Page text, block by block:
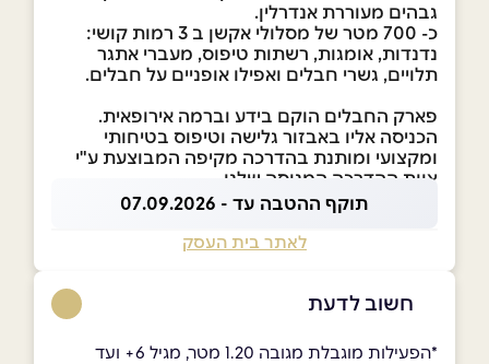
גבהים מעוררת אנדרלין.
כ- 700 מטר של מסלולי אקשן ב 3 רמות קושי:
נדנדות, אומגות, רשתות טיפוס, מעברי אתגר
תלויים, גשרי חבלים ואפילו אופניים על חבלים.
פארק החבלים הוקם בידע וברמה אירופאית.
הכניסה אליו באבזור גלישה וטיפוס בטיחותי
ומקצועי ומותנת בהדרכה מקיפה המבוצעת ע"י
צוות ההדרכה המנוסה שלנו.
תוקף ההטבה עד - 07.09.2026
לאתר בית העסק
חשוב לדעת
*הפעילות מוגבלת מגובה 1.20 מטר, מגיל 6+ ועד